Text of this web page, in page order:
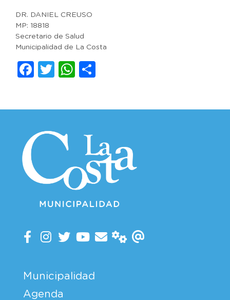
DR. DANIEL CREUSO
MP: 18818
Secretario de Salud
Municipalidad de La Costa
Facebook
TwitterWhatsApp
Municipalidad
Agenda